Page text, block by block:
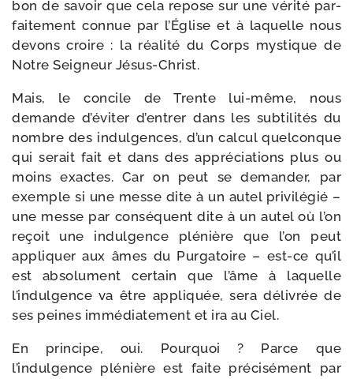
bon de savoir que cela repose sur une véri­té par­
fai­te­ment connue par l’Église et à laquelle nous
devons croire : la réa­li­té du Corps mys­tique de
Notre Seigneur Jésus-Christ.
Mais, le concile de Trente lui-​même, nous
demande d’éviter d’entrer dans les sub­ti­li­tés du
nombre des indul­gences, d’un cal­cul quel­conque
qui serait fait et dans des appré­cia­tions plus ou
moins exactes. Car on peut se deman­der, par
exemple si une messe dite à un autel pri­vi­lé­gié –
une messe par consé­quent dite à un autel où l’on
reçoit une indul­gence plé­nière que l’on peut
appli­quer aux âmes du Purgatoire – est-​ce qu’il
est abso­lu­ment cer­tain que l’âme à laquelle
l’indulgence va être appli­quée, sera déli­vrée de
ses peines immé­dia­te­ment et ira au Ciel.
En prin­cipe, oui. Pourquoi ? Parce que
l’indulgence plé­nière est faite pré­ci­sé­ment par